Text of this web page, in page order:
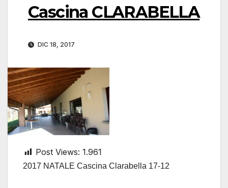
Cascina CLARABELLA
DIC 18, 2017
Post Views: 1.961
2017 NATALE Cascina Clarabella 17-12